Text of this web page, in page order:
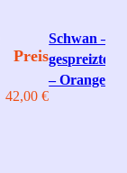
Preis
42,00€
Schwan –
gespreizte
– Orange